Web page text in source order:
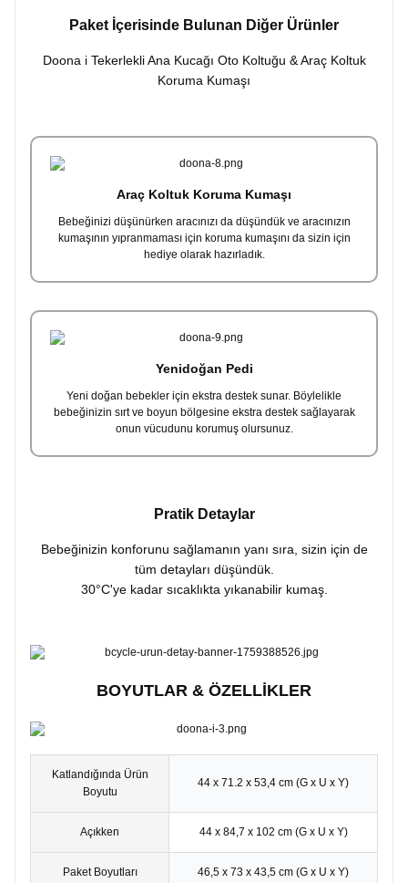
Paket İçerisinde Bulunan Diğer Ürünler
Doona i Tekerlekli Ana Kucağı Oto Koltuğu & Araç Koltuk
Koruma Kumaşı
Araç Koltuk Koruma Kumaşı
Bebeğinizi düşünürken aracınızı da düşündük ve aracınızın
kumaşının yıpranmaması için koruma kumaşını da sizin için
hediye olarak hazırladık.
Yenidoğan Pedi
Yeni doğan bebekler için ekstra destek sunar. Böylelikle
bebeğinizin sırt ve boyun bölgesine ekstra destek sağlayarak
onun vücudunu korumuş olursunuz.
Pratik Detaylar
Bebeğinizin konforunu sağlamanın yanı sıra, sizin için de
tüm detayları düşündük.
30°C'ye kadar sıcaklıkta yıkanabilir kumaş.
BOYUTLAR & ÖZELLİKLER
Katlandığında Ürün
Boyutu
44 x 71.2 x 53,4 cm (G x U x Y)
Açıkken 44 x 84,7 x 102 cm (G x U x Y)
Paket Boyutları 46,5 x 73 x 43,5 cm (G x U x Y)